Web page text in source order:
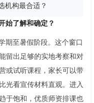
机构最合适？
始了解和确定？
期至暑假阶段。这个窗口
留出足够的实地考察和对
或试听课程，家长可以带
光看宣传材料直观。进入
于饱和，优质师资排课也